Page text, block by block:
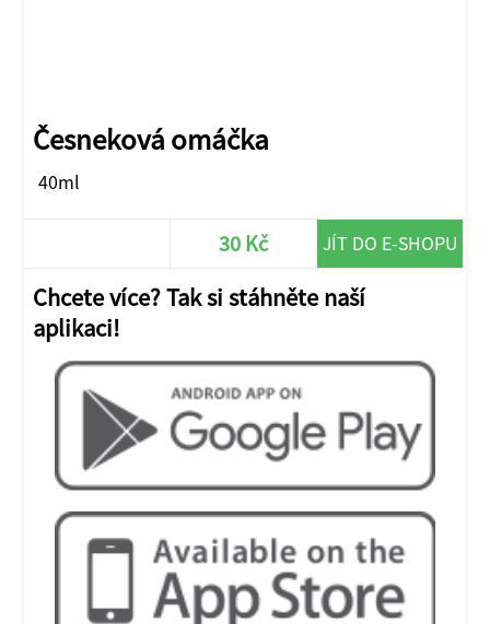
Česneková omáčka
40ml
30 Kč JÍT DO E-SHOPU
Chcete více? Tak si stáhněte naší
aplikaci!